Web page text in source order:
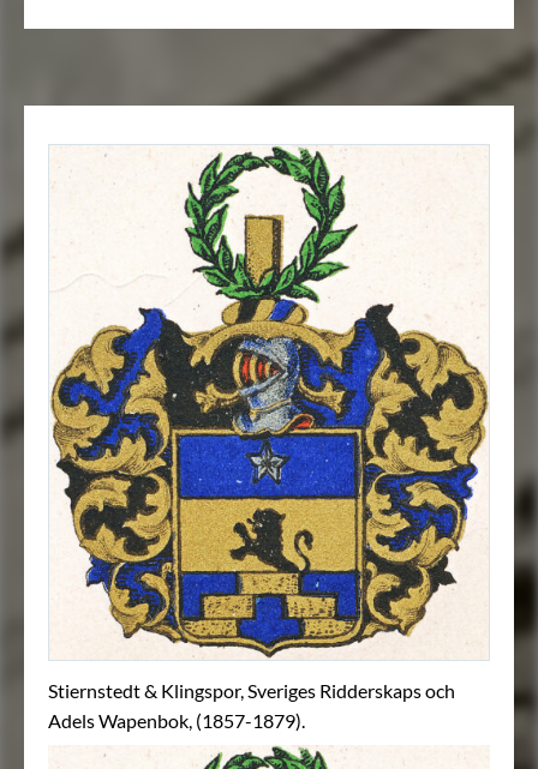
Stiernstedt & Klingspor, Sveriges Ridderskaps och
Adels Wapenbok, (1857-1879).